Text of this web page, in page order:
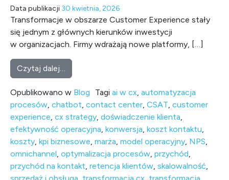
Data publikacji 30 kwietnia, 2026
Transformacje w obszarze Customer Experience stały
się jednym z głównych kierunków inwestycji
w organizacjach. Firmy wdrażają nowe platformy, […]
Czytaj dalej…
Opublikowano w Blog Tagi ai w cx, automatyzacja
procesów, chatbot, contact center, CSAT, customer
experience, cx strategy, doświadczenie klienta,
efektywność operacyjna, konwersja, koszt kontaktu,
koszty, kpi biznesowe, marża, model operacyjny, NPS,
omnichannel, optymalizacja procesów, przychód,
przychód na kontakt, retencja klientów, skalowalność,